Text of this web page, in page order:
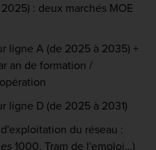
: deux marchés MOE
ligne A (de 2025 à 2035) +
an de formation /
ligne D (de 2025 à 2031)
du réseau :
1000, Tram de l'emploi…)